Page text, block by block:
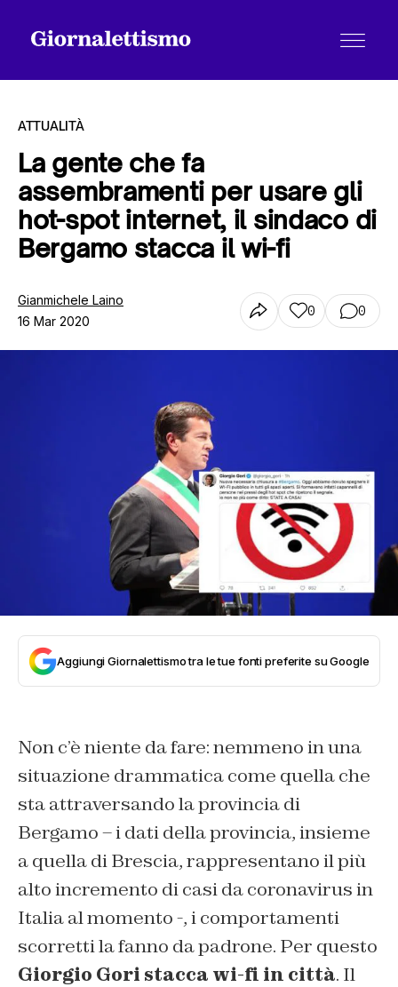
Tutti gli articoli
Chi siamo
ATTUALITÀ
La gente che fa
assembramenti per usare gli
hot-spot internet, il sindaco di
Bergamo stacca il wi-fi
Gianmichele Laino
16 Mar 2020
0 0
Aggiungi Giornalettismo tra le tue fonti preferite su Google
Non c’è niente da fare: nemmeno in una
situazione drammatica come quella che
sta attraversando la provincia di
Bergamo – i dati della provincia, insieme
a quella di Brescia, rappresentano il più
alto incremento di casi da coronavirus in
Italia al momento -, i comportamenti
scorretti la fanno da padrone. Per questo
Giorgio Gori stacca wi-fi in città. Il